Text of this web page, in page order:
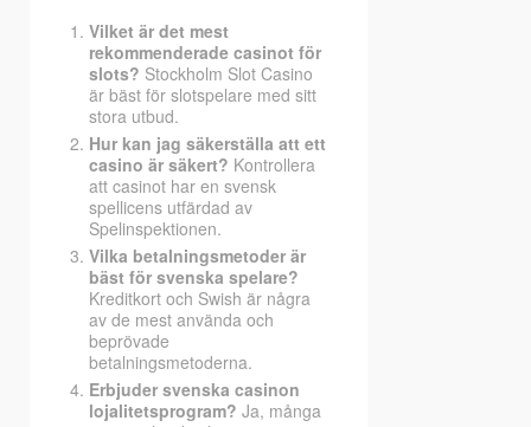
Vilket är det mest
rekommenderade casinot för
slots? Stockholm Slot Casino
är bäst för slotspelare med sitt
stora utbud.
Hur kan jag säkerställa att ett
casino är säkert? Kontrollera
att casinot har en svensk
spellicens utfärdad av
Spelinspektionen.
Vilka betalningsmetoder är
bäst för svenska spelare?
Kreditkort och Swish är några
av de mest använda och
beprövade
betalningsmetoderna.
Erbjuder svenska casinon
lojalitetsprogram? Ja, många